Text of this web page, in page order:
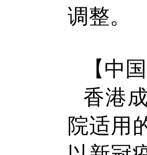
调整。
【中
香港
院适用